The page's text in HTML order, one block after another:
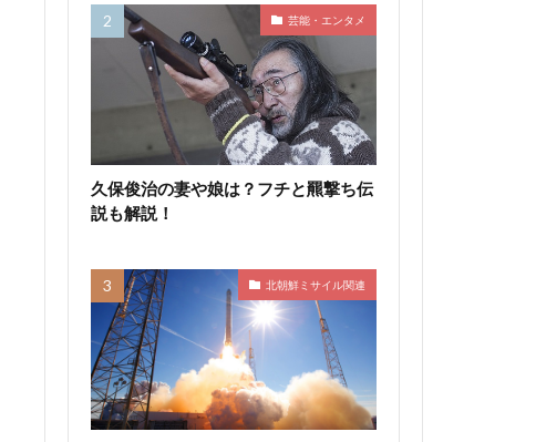
芸能・エンタメ
久保俊治の妻や娘は？フチと羆撃ち伝
説も解説！
北朝鮮ミサイル関連